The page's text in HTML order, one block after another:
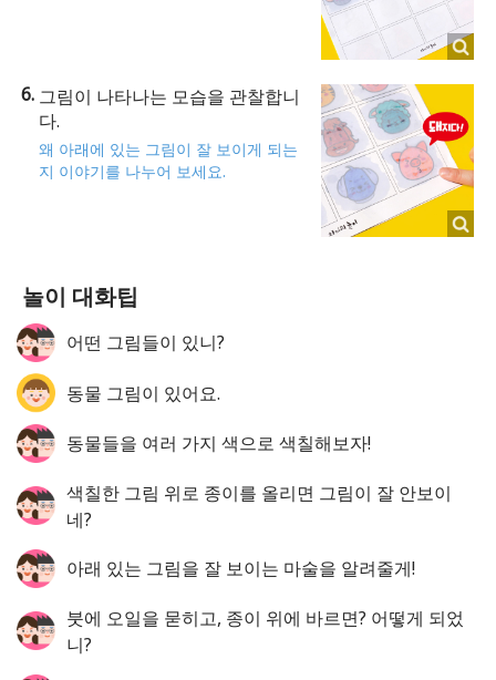
그림이 나타나는 모습을 관찰합니
다.
왜 아래에 있는 그림이 잘 보이게 되는
지 이야기를 나누어 보세요.
놀이 대화팁
어떤 그림들이 있니?
동물 그림이 있어요.
동물들을 여러 가지 색으로 색칠해보자!
색칠한 그림 위로 종이를 올리면 그림이 잘 안보이
네?
아래 있는 그림을 잘 보이는 마술을 알려줄게!
붓에 오일을 묻히고, 종이 위에 바르면? 어떻게 되었
니?